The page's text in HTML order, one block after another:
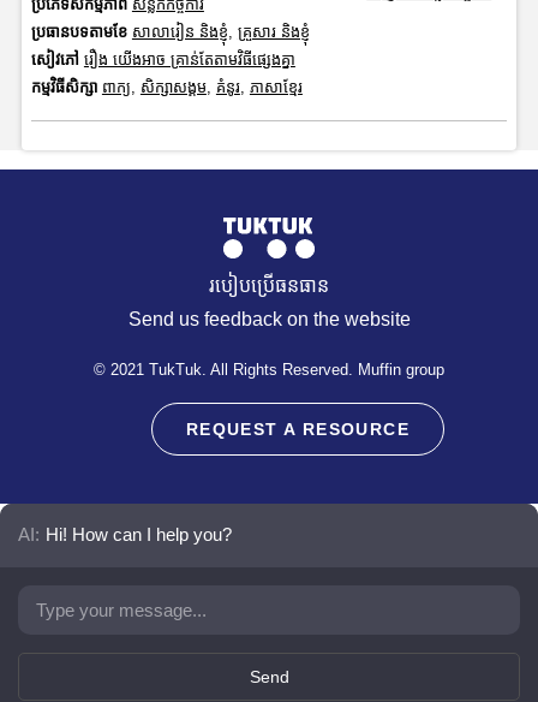
ប្រភេទសកម្មភាព សន្លឹកកិច្ចការ
ប្រធានបទតាមខែ សាលារៀន និងខ្ញុំ, គ្រួសារ និងខ្ញុំ
សៀវភៅ រឿង យើងអាច គ្រាន់តែតាមវិធីផ្សេងគ្នា
កម្មវិធីសិក្សា ពាក្យ, សិក្សាសង្គម, គំនូរ, ភាសាខ្មែរ
របៀបប្រើធនធាន
Send us feedback on the website
© 2021 TukTuk. All Rights Reserved. Muffin group
REQUEST A RESOURCE
AI: Hi! How can I help you?
Send